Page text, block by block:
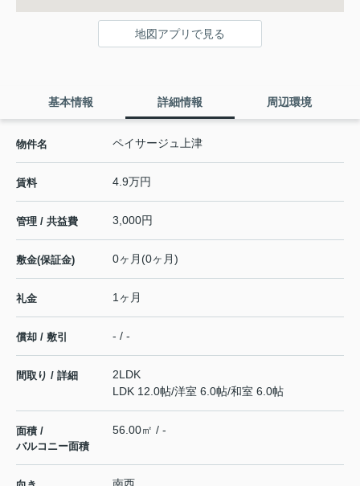
地図アプリで見る
基本情報 詳細情報 周辺環境
物件名 ペイサージュ上津
賃料 4.9万円
管理 / 共益費 3,000円
敷金(保証金) 0ヶ月(0ヶ月)
礼金 1ヶ月
償却 / 敷引 - / -
間取り / 詳細
2LDK
LDK 12.0帖/洋室 6.0帖/和室 6.0帖
面積 /
バルコニー面積
56.00㎡ / -